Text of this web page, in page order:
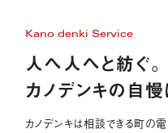
Kano denki Service
人へ人へと紡ぐ。
カノデンキの自慢
カノデンキは相談できる町の